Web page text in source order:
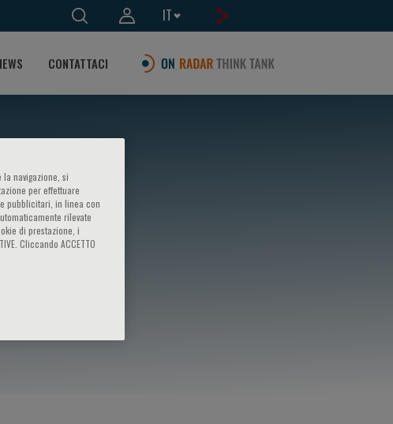
IT
CONTATTACI
navigazione, si
per effettuare
pubblicitari, in linea con
rilevate
di prestazione, i
Cliccando ACCETTO